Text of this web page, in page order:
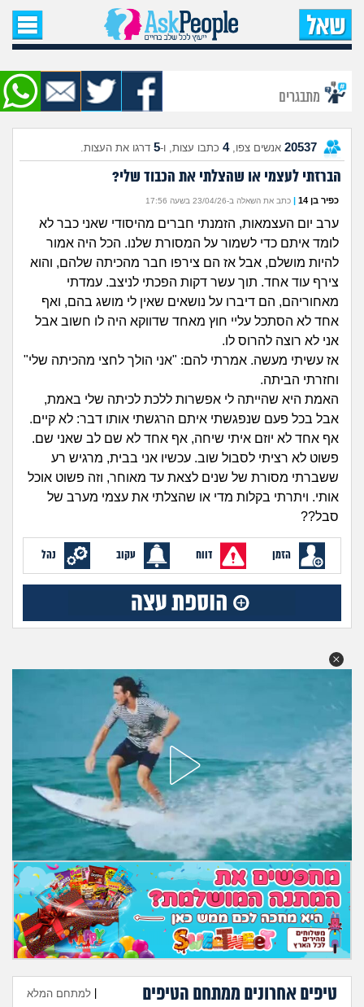
עמוד הבית
שאל שאלה
שאלות חדשות
שאלות שעוררו עניין
עצות חדשות
מה קורה כאן?
מתחם הטיפים
מדורים
זוגיות
היריון ולידה
הורות ומשפחה
מתבגרים
לימודים וסטודנטים
עבודה וקריירה
בית, שכנים ושותפים
מה שעובר עליי
שומרים על הגוף
פיננסי וכלכלה
בין הסדינים
חיות מחמד
יוקר המחיה
חיפוש שאלות
הרשמה | התחברות
מתבגרים
20537 אנשים צפו,4 כתבו עצות, ו-5 דרגו את העצות.
הברזתי לעצמי או שהצלתי את הכבוד שלי?
כפיר בן 14 | כתב את השאלה ב-23/04/26 בשעה 17:56
ערב יום העצמאות, הזמנתי חברים מהיסודי שאני כבר לא
לומד איתם כדי לשמור על המסורת שלנו. הכל היה אמור
להיות מושלם, אבל אז הם צירפו חבר מהכיתה שלהם, והוא
צירף עוד אחד. תוך עשר דקות הפכתי לניצב. עמדתי
מאחוריהם, הם דיברו על נושאים שאין לי מושג בהם, ואף
אחד לא הסתכל עליי חוץ מאחד שדווקא היה לו חשוב אבל
אני לא רוצה להרוס לו.
אז עשיתי מעשה. אמרתי להם: "אני הולך לחצי מהכיתה שלי"
וחזרתי הביתה.
האמת היא שהייתה לי אפשרות ללכת לכיתה שלי באמת,
אבל בכל פעם שנפגשתי איתם הרגשתי אותו דבר: לא קיים.
אף אחד לא יוזם איתי שיחה, אף אחד לא שם לב שאני שם.
פשוט לא רציתי לסבול שוב. עכשיו אני בבית, מרגיש רע
ששברתי מסורת של שנים לצאת עד מאוחר, וזה פשוט אוכל
אותי. ויתרתי בקלות מדי או שהצלתי את עצמי מערב של
סבל??
הזמן דווח עקוב נהל
טיפים אחרונים ממתחם הטיפים למתחם המלא